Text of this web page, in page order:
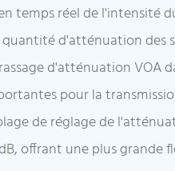
temps réel de l'intensité
d'atténuation des
d'atténuation VOA
pour la
de réglage de
offrant une plus grande